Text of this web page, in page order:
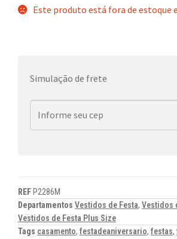
Este produto está fora de estoque
Simulação de frete
REF P2286M
Departamentos Vestidos de Festa, Vestidos
Vestidos de Festa Plus Size
Tags casamento, festadeaniversario, festas,